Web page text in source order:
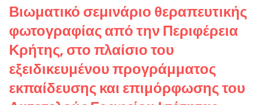
Βιωματικό σεμινάριο θεραπευτικής
φωτογραφίας από την Περιφέρεια
Κρήτης, στο πλαίσιο του
εξειδικευμένου προγράμματος
εκπαίδευσης και επιμόρφωσης του